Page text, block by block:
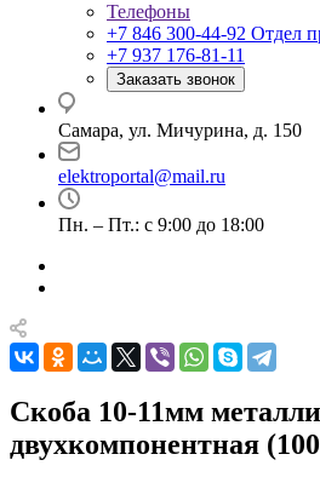
Телефоны
+7 846 300-44-92 Отдел
+7 937 176-81-11
Заказать звонок
Самара, ул. Мичурина, д. 150
elektroportal@mail.ru
Пн. – Пт.: с 9:00 до 18:00
Скоба 10-11мм
двухкомпонентная